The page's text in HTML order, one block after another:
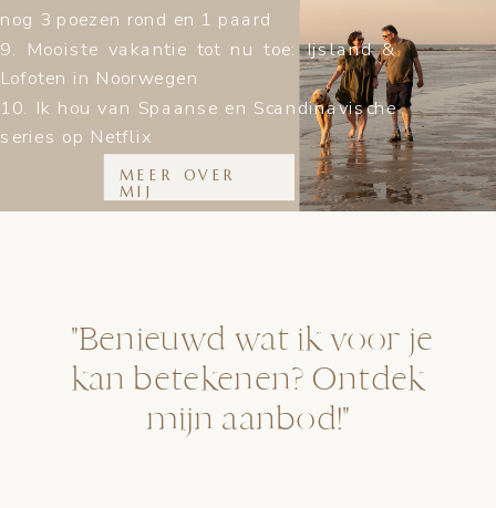
MEER OVER
MIJ
nog 3 poezen rond en 1 paard
9. Mooiste vakantie tot nu toe: Ijsland &
Lofoten in Noorwegen
10. Ik hou van Spaanse en Scandinavische
series op Netflix
"Benieuwd wat ik voor je
kan betekenen? Ontdek
mijn aanbod!"